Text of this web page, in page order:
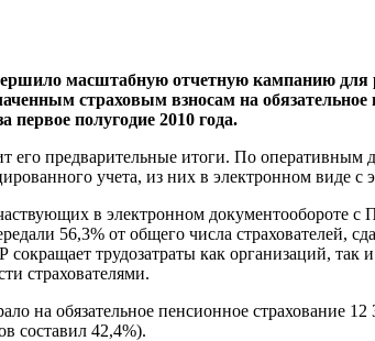
масштабную отчетную кампанию для
страховым взносам на обязательное
первое полугодие 2010 года.
предварительные итоги. По оперативным
учета, из них в электронном виде с
в электронном документообороте с
56,3% от общего числа страхователей,
трудозатраты как организаций,
страхователями.
на обязательное пенсионное страхование
составил 42,4%).